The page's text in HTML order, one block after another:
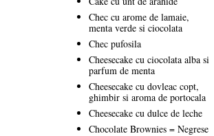
Chec cu arome de lamaie,
menta verde si ciocolata
Chec pufosila
Cheesecake cu ciocolata alba si
parfum de menta
Cheesecake cu dovleac copt,
ghimbir si aroma de portocala
Cheesecake cu dulce de leche
Chocolate Brownies = Negrese